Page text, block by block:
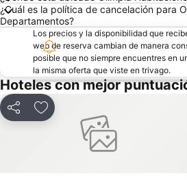
¿Cuál es la política de cancelación para
Departamentos?
Los precios y la disponibilidad que
web de reserva cambian de manera
posible que no siempre encuentres en
la misma oferta que viste en trivago.
Hoteles con mejor
CompartirAgregar a favoritos